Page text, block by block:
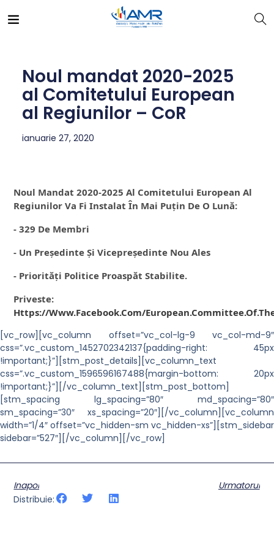
Noul mandat 2020-2025
al Comitetului European
al Regiunilor – CoR
ianuarie 27, 2020
Noul Mandat 2020-2025 Al Comitetului European Al
Regiunilor Va Fi Instalat În Mai Puțin De O Lună:
- 329 De Membri
- Un Președinte Și Vicepreședinte Nou Ales
- Priorități Politice Proaspăt Stabilite.
Https://www.facebook.com/
[vc_row][vc_column offset=”vc_col-lg-9 vc_col-md-9″
css=”.vc_custom_1452702342137{padding-right: 45px
!important;}”][stm_post_details][vc_column_text
css=”.vc_custom_1596596167488{margin-bottom: 20px
!important;}”][/vc_column_text][stm_post_bottom]
[stm_spacing lg_spacing=”80″ md_spacing=”80″
sm_spacing=”30″ xs_spacing=”20″][/vc_column][vc_column
width=”1/4″ offset=”vc_hidden-sm vc_hidden-xs”][stm_sidebar
sidebar=”527″][/vc_column][/vc_row]
Inapoi
Urmatorul
Distribuie: